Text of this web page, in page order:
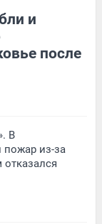
и
после
В
пожар из-за